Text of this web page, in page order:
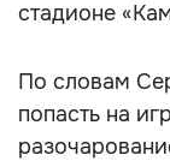
стадионе
По словам
попасть на